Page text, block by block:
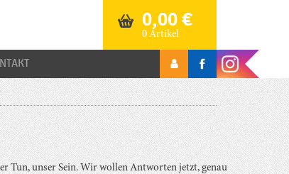
0,00€
0 Artikel
Tun, unser Sein. Wir wollen Antworten jetzt, genau